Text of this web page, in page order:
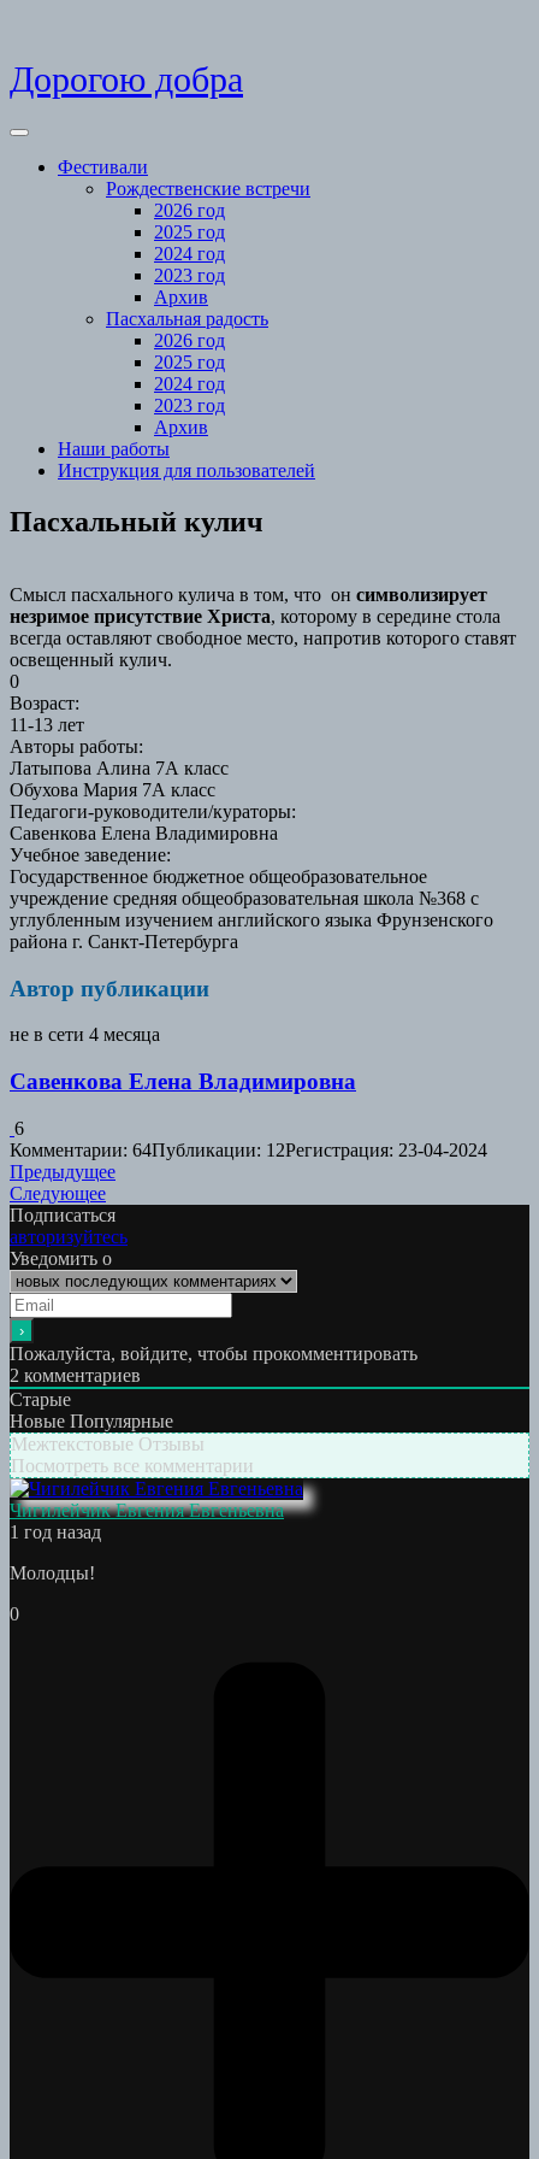
Skip
to
Дорогою добра
Open
Фестивали
Рождественские встречи
2026 год
2025 год
2024 год
2023 год
Архив
Пасхальная радость
2026 год
2025 год
2024 год
2023 год
Архив
Наши работы
Инструкция для пользователей
Close
Menu
Пасхальный кулич
Смысл пасхального кулича в том, что он символизирует
незримое присутствие Христа, которому в середине стола
всегда оставляют свободное место, напротив которого ставят
освещенный кулич.
0
Возраст:
11-13 лет
Авторы работы:
Латыпова Алина 7А класс
Обухова Мария 7А класс
Педагоги-руководители/кураторы:
Савенкова Елена Владимировна
Учебное заведение:
Государственное бюджетное общеобразовательное
учреждение средняя общеобразовательная школа №368 с
углубленным изучением английского языка Фрунзенского
района г. Санкт-Петербурга
Автор публикации
не в сети 4 месяца
Савенкова Елена Владимировна
6
Комментарии: 64Публикации: 12Регистрация: 23-04-2024
Навигация
по
записям
ПредыдущееПредыдущая
СледующееСледующая
работа:
Подписаться
авторизуйтесь
Уведомить о
Пожалуйста, войдите, чтобы прокомментировать
2 комментариев
Старые
Новые Популярные
Межтекстовые Отзывы
Посмотреть все комментарии
Чигилейчик Евгения Евгеньевна
1 год назад
Молодцы!
0